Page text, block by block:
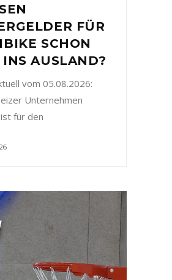
FÜR
SCHON
AUSLAND?
vom 05.08.2026:
Unternehmen
für den